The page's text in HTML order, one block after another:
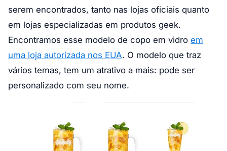
serem encontrados, tanto nas lojas oficiais quanto
em lojas especializadas em produtos geek.
Encontramos esse modelo de copo em vidro em
uma loja autorizada nos EUA. O modelo que traz
vários temas, tem um atrativo a mais: pode ser
personalizado com seu nome.